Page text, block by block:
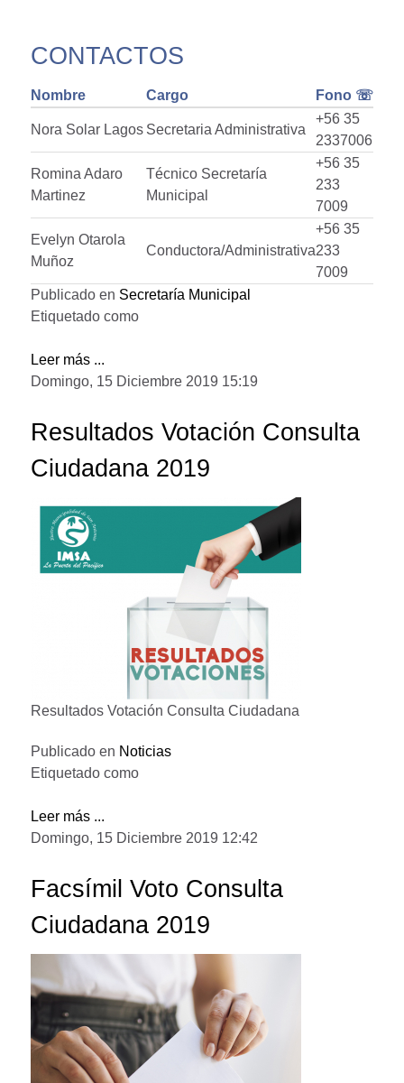
CONTACTOS
Nombre Cargo Fono ☏
Nora Solar Lagos Secretaria Administrativa
+56 35
2337006
Romina Adaro
Martinez
Técnico Secretaría
Municipal
+56 35
233
7009
Evelyn Otarola
Muñoz
Conductora/Administrativa
+56 35
233
7009
Publicado en Secretaría Municipal
Etiquetado como
Leer más ...
Domingo, 15 Diciembre 2019 15:19
Resultados Votación Consulta
Ciudadana 2019
Resultados Votación Consulta Ciudadana
Publicado en Noticias
Etiquetado como
Leer más ...
Domingo, 15 Diciembre 2019 12:42
Facsímil Voto Consulta
Ciudadana 2019